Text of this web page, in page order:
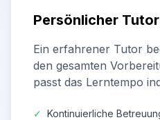
Persönlicher Tutor
Ein erfahrener Tutor
den gesamten
passt das Lerntempo
✓ Kontinuierliche